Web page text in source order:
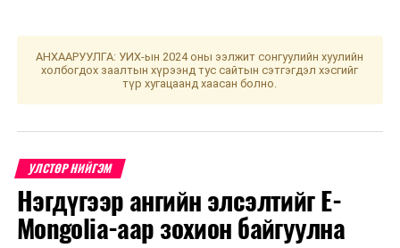
хурдны зам” төслийг зогсоож байгааг Ерөнхий сайд
мэдэгдлээ.
УНШСАН:
ДАРААХ МЭДЭЭ
арчилж, цэвэрлэж байна
ӨМНӨХ МЭДЭЭ
УИХ: Өнөөдөр чуулганы нэгдсэн хуралдаанаар...
АНХААРУУЛГА: УИХ-ын 2024 оны ээлжит сонгуулийн хуулийн
холбогдох заалтын хүрээнд тус сайтын сэтгэгдэл хэсгийг
түр хугацаанд хаасан болно.
УЛСТӨР НИЙГЭМ
Нэгдүгээр ангийн элсэлтийг E-
Mongolia-аар зохион байгуулна